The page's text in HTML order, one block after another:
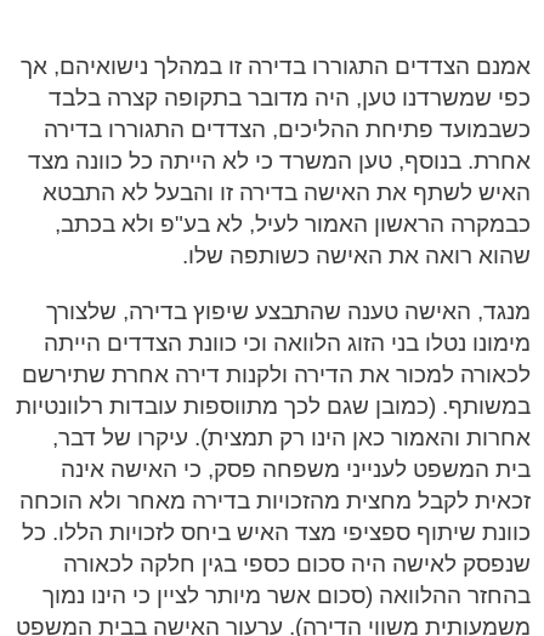
אמנם הצדדים התגוררו בדירה זו במהלך נישואיהם, אך
כפי שמשרדנו טען, היה מדובר בתקופה קצרה בלבד
כשבמועד פתיחת ההליכים, הצדדים התגוררו בדירה
אחרת. בנוסף, טען המשרד כי לא הייתה כל כוונה מצד
האיש לשתף את האישה בדירה זו והבעל לא התבטא
כבמקרה הראשון האמור לעיל, לא בע"פ ולא בכתב,
שהוא רואה את האישה כשותפה שלו.
מנגד, האישה טענה שהתבצע שיפוץ בדירה, שלצורך
מימונו נטלו בני הזוג הלוואה וכי כוונת הצדדים הייתה
לכאורה למכור את הדירה ולקנות דירה אחרת שתירשם
במשותף. (כמובן שגם לכך מתווספות עובדות רלוונטיות
אחרות והאמור כאן הינו רק תמצית). עיקרו של דבר,
בית המשפט לענייני משפחה פסק, כי האישה אינה
זכאית לקבל מחצית מהזכויות בדירה מאחר ולא הוכחה
כוונת שיתוף ספציפי מצד האיש ביחס לזכויות הללו. כל
שנפסק לאישה היה סכום כספי בגין חלקה לכאורה
בהחזר ההלוואה (סכום אשר מיותר לציין כי הינו נמוך
משמעותית משווי הדירה). ערעור האישה בבית המשפט